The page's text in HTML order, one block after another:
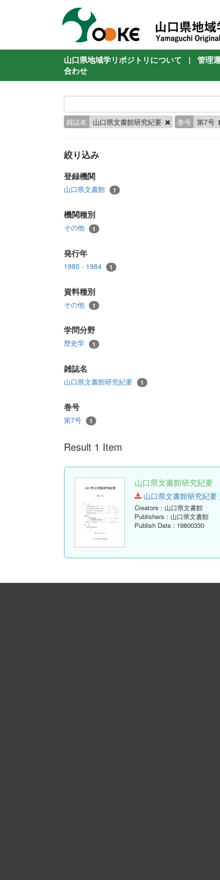
山口県地域学リポジトリについて |
管理
合わせ
雑誌名 山口県文書館研究紀要 巻号 第7号
絞り込み
登録機関
山口県文書館 1
機関種別
その他 1
発行年
1980 - 1984 1
資料種別
その他 1
学問分野
歴史学 1
雑誌名
山口県文書館研究紀要 1
巻号
第7号 1
Result 1 Item
山口県文書館研究紀要
山口県文書館研究紀要
Creators : 山口県文書館
Publishers : 山口県文書館
Publish Date : 19800330